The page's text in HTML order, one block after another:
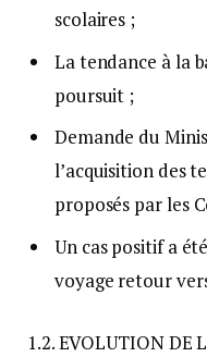
scolaires ;
La tendance à la
poursuit ;
Demande du
l’acquisition des
proposés par les
Un cas positif a
voyage retour
1.2. EVOLUTION DE